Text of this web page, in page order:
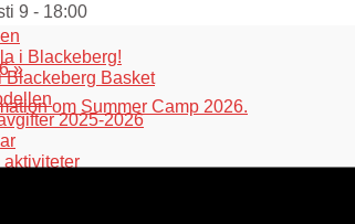
i Blackeberg!
Blackeberg Basket
2025-2026
9 - 18:00
»
om Summer Camp 2026.